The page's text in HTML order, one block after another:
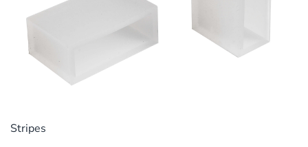
Stripes